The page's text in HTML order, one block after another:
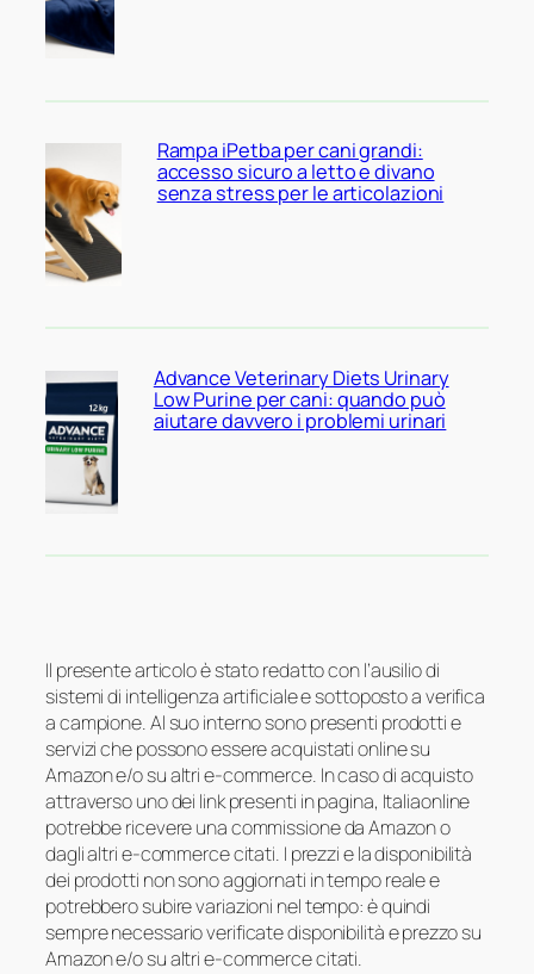
Rampa iPetba per cani grandi:
accesso sicuro a letto e divano
senza stress per le articolazioni
Advance Veterinary Diets Urinary
Low Purine per cani: quando può
aiutare davvero i problemi urinari
Il presente articolo è stato redatto con l’ausilio di
sistemi di intelligenza artificiale e sottoposto a verifica
a campione. Al suo interno sono presenti prodotti e
servizi che possono essere acquistati online su
Amazon e/o su altri e-commerce. In caso di acquisto
attraverso uno dei link presenti in pagina, Italiaonline
potrebbe ricevere una commissione da Amazon o
dagli altri e-commerce citati. I prezzi e la disponibilità
dei prodotti non sono aggiornati in tempo reale e
potrebbero subire variazioni nel tempo: è quindi
sempre necessario verificate disponibilità e prezzo su
Amazon e/o su altri e-commerce citati.